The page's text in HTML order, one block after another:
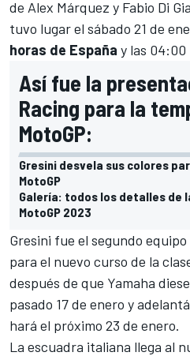
de Alex Márquez y Fabio Di
tuvo lugar el sábado 21 de
horas de España y las 04:00
Así fue la
Racing para la
MotoGP:
Gresini desvela sus colores
MotoGP
Galería: todos los detalles de
MotoGP 2023
Gresini fue el segundo
para el nuevo curso de la
después de que Yamaha
pasado 17 de enero y
hará el próximo 23 de enero.
La escuadra italiana llega al